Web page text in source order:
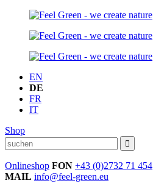
EN
DE
FR
IT
Shop
Onlineshop FON +43 (0)2732 71 454
MAIL info@feel-green.eu